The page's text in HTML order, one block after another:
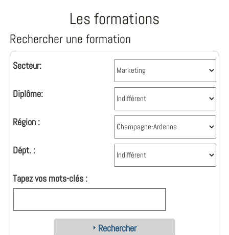
Les formations
Rechercher une formation
Secteur:
Diplôme:
Région :
Dépt. :
Tapez vos mots-clés :
Rechercher